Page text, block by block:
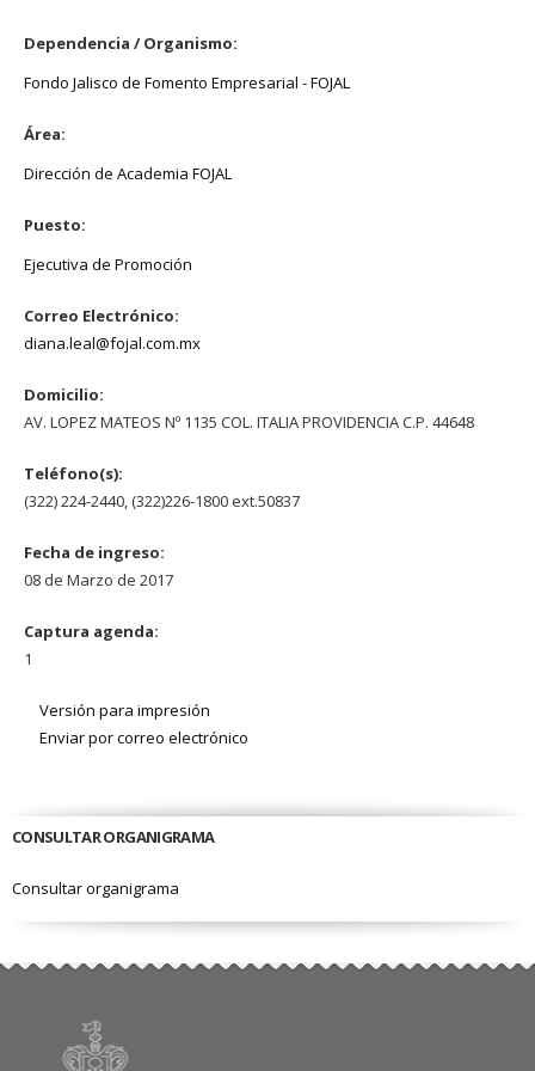
Dependencia / Organismo:
Fondo Jalisco de Fomento Empresarial - FOJAL
Área:
Dirección de Academia FOJAL
Puesto:
Ejecutiva de Promoción
Correo Electrónico:
diana.leal@fojal.com.mx
Domicilio:
AV. LOPEZ MATEOS Nº 1135 COL. ITALIA PROVIDENCIA C.P. 44648
Teléfono(s):
(322) 224-2440, (322)226-1800 ext.50837
Fecha de ingreso:
08 de Marzo de 2017
Captura agenda:
1
Versión para impresión
Enviar por correo electrónico
CONSULTAR ORGANIGRAMA
Consultar organigrama